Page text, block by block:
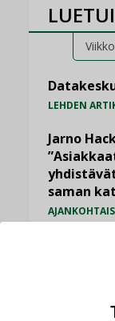
Viikko
LEHDEN
Jarno
saman